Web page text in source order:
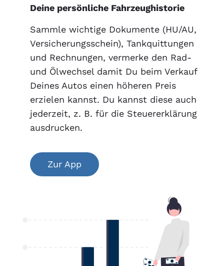
Deine persönliche Fahrzeughistorie
Sammle wichtige Dokumente (HU/AU,
Versicherungsschein), Tankquittungen
und Rechnungen, vermerke den Rad-
und Ölwechsel damit Du beim Verkauf
Deines Autos einen höheren Preis
erzielen kannst. Du kannst diese auch
jederzeit, z. B. für die Steuererklärung
ausdrucken.
Zur App